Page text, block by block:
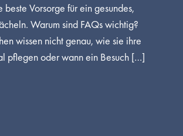
beste Vorsorge für ein gesundes,
Warum sind FAQs wichtig?
wissen nicht genau, wie sie ihre
pflegen oder wann ein Besuch […]